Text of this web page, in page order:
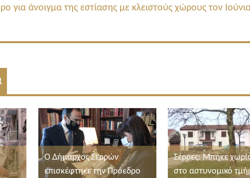
δημοσίευση:
για άνοιγμα της εστίασης με κλειστούς χώρους τον Ιούνιο
Ο Δήμαρχος Σερρών
επισκέφτηκε την Πρόεδρο
Σέρρες: Μπήκε
στο αστυνομικό